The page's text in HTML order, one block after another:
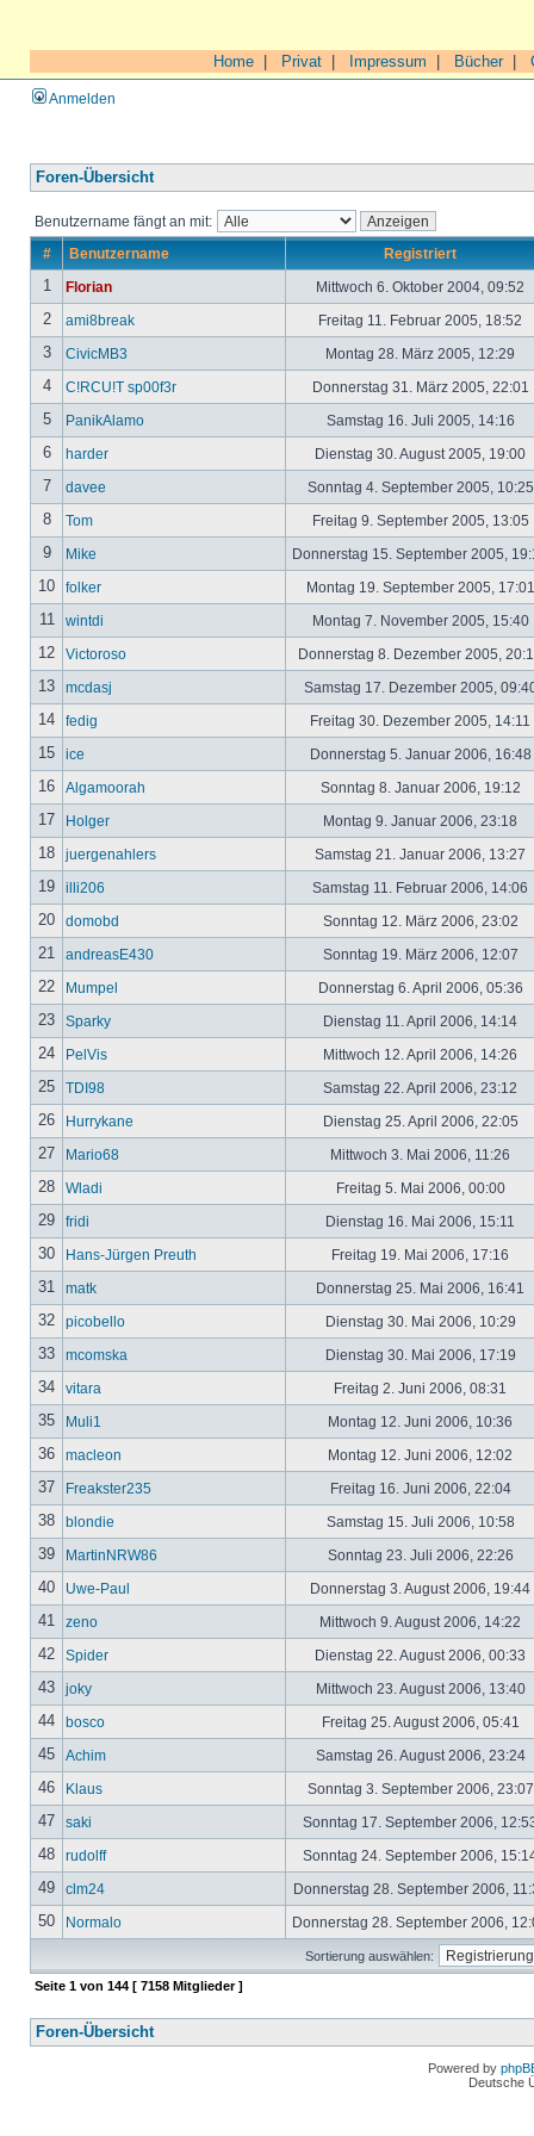
Home Privat Impressum Bücher|
Anmelden
Foren-Übersicht
Benutzername fängt an mit:
# Benutzername Registriert
1 Florian Mittwoch 6. Oktober 2004, 09:52
2 ami8break Freitag 11. Februar 2005, 18:52
3 CivicMB3 Montag 28. März 2005, 12:29
4 C!RCU!T sp00f3r Donnerstag 31. März 2005, 22:01
5 PanikAlamo Samstag 16. Juli 2005, 14:16
6 harder Dienstag 30. August 2005, 19:00
7 davee Sonntag 4. September 2005,
8 Tom Freitag 9. September 2005, 13:05
9 Mike Donnerstag 15. September 2005,
10 folker Montag 19. September 2005,
11 wintdi Montag 7. November 2005, 15:40
12 Victoroso Donnerstag 8. Dezember 2005,
13 mcdasj Samstag 17. Dezember 2005,
14 fedig Freitag 30. Dezember 2005, 14:11
15 ice Donnerstag 5. Januar 2006, 16:48
16 Algamoorah Sonntag 8. Januar 2006, 19:12
17 Holger Montag 9. Januar 2006, 23:18
18 juergenahlers Samstag 21. Januar 2006, 13:27
19 illi206 Samstag 11. Februar 2006, 14:06
20 domobd Sonntag 12. März 2006, 23:02
21 andreasE430 Sonntag 19. März 2006, 12:07
22 Mumpel Donnerstag 6. April 2006, 05:36
23 Sparky Dienstag 11. April 2006, 14:14
24 PelVis Mittwoch 12. April 2006, 14:26
25 TDI98 Samstag 22. April 2006, 23:12
26 Hurrykane Dienstag 25. April 2006, 22:05
27 Mario68 Mittwoch 3. Mai 2006, 11:26
28 Wladi Freitag 5. Mai 2006, 00:00
29 fridi Dienstag 16. Mai 2006, 15:11
30 Hans-Jürgen Preuth Freitag 19. Mai 2006, 17:16
31 matk Donnerstag 25. Mai 2006, 16:41
32 picobello Dienstag 30. Mai 2006, 10:29
33 mcomska Dienstag 30. Mai 2006, 17:19
34 vitara Freitag 2. Juni 2006, 08:31
35 Muli1 Montag 12. Juni 2006, 10:36
36 macleon Montag 12. Juni 2006, 12:02
37 Freakster235 Freitag 16. Juni 2006, 22:04
38 blondie Samstag 15. Juli 2006, 10:58
39 MartinNRW86 Sonntag 23. Juli 2006, 22:26
40 Uwe-Paul Donnerstag 3. August 2006, 19:44
41 zeno Mittwoch 9. August 2006, 14:22
42 Spider Dienstag 22. August 2006, 00:33
43 joky Mittwoch 23. August 2006, 13:40
44 bosco Freitag 25. August 2006, 05:41
45 Achim Samstag 26. August 2006, 23:24
46 Klaus Sonntag 3. September 2006,
47 saki Sonntag 17. September 2006,
48 rudolff Sonntag 24. September 2006,
49 clm24 Donnerstag 28. September 2006,
50 Normalo Donnerstag 28. September 2006,
Sortierung auswählen:
Seite 1 von 144 [ 7158 Mitglieder ]
Foren-Übersicht
Powered by
Deutsche